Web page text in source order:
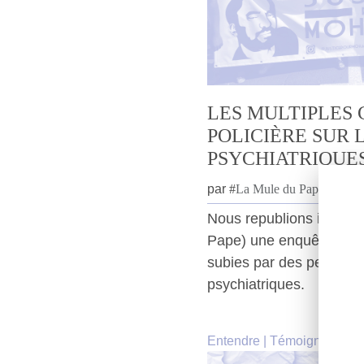
LES MULTIPLES
POLICIÈRE SUR
par #La Mule du Pape
Nous republions ici
Pape) une enquête sur
subies par des
psychiatriques.
Entendre Témoignage